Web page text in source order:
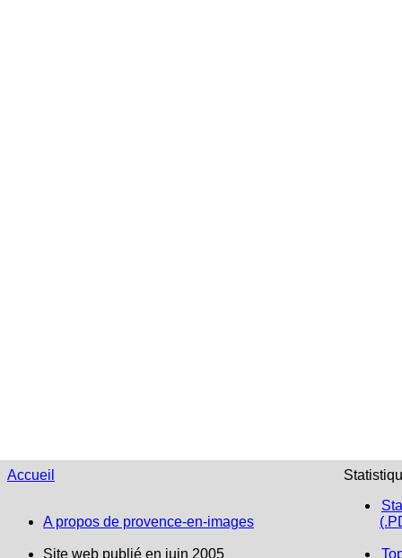
Accueil
A propos de provence-en-images
Site web publié en juin 2005